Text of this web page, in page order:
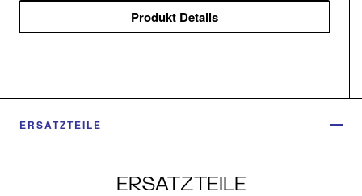
Produkt Details
ERSATZTEILE
ERSATZTEILE